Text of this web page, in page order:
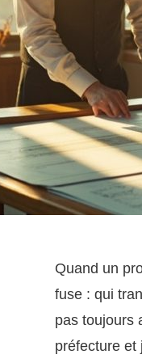
Quand un
fuse : qui
pas toujours
préfecture et